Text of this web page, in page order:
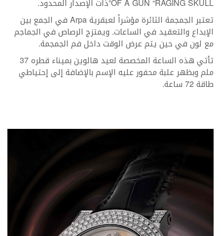
OF A GUN “RAGING SKULL”ذات الإصدار المحدود.
تعتبر الجمجمة الثائرة مؤشراً لعبقرية Arpa في الجمع بين
الإبداع والتعقيد في الساعات. ويمتزج الرصاص في الجماجم
مع لون في حين يتم عرض الوقت داخل فم الجمجمة.
تأتي هذه الساعة المخصصة لعيد هالوين بميناء قطره 37
ملم وبظهر علبة محفور عليه الإسم بالإضافة إلى إحتياطي
طاقة 72 ساعة.